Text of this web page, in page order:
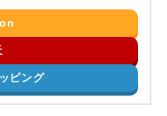
ピング